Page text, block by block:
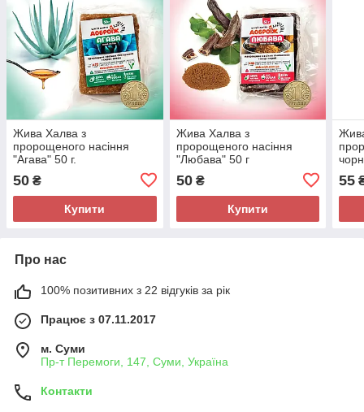
Жива Халва з
пророщеного насіння
"Агава" 50 г.
50 ₴
Купити
Жива Халва з
пророщеного насіння
"Любава" 50 г
50₴
Купити
55
Про нас
100% позитивних з 22 відгуків за рік
Працює з 07.11.2017
м. Суми
Пр-т Перемоги, 147, Суми, Україна
Контакти